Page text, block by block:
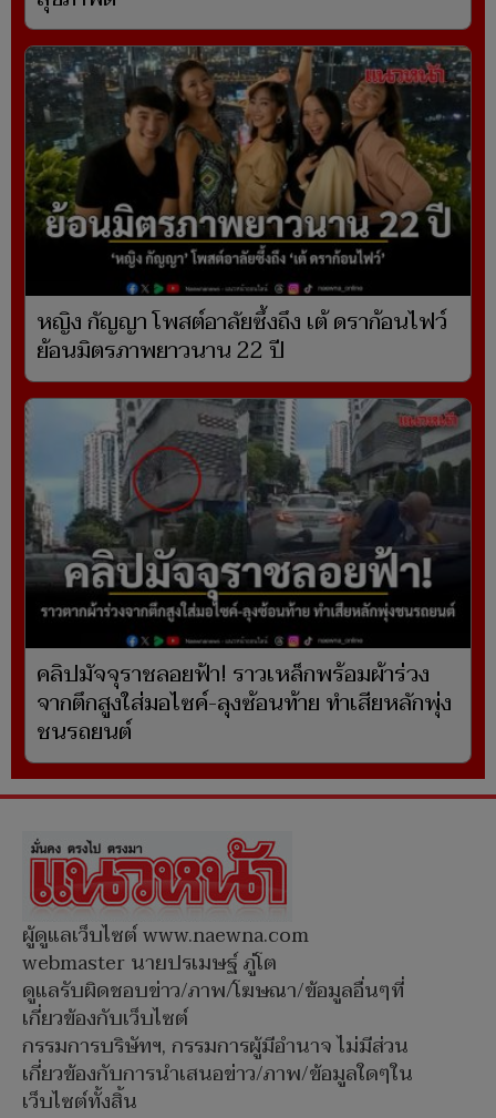
หญิง กัญญา โพสต์อาลัยซึ้งถึง เต้ ดราก้อนไฟว์
ย้อนมิตรภาพยาวนาน 22 ปี
คลิปมัจจุราชลอยฟ้า! ราวเหล็กพร้อมผ้าร่วง
จากตึกสูงใส่มอไซค์-ลุงซ้อนท้าย ทำเสียหลักพุ่ง
ชนรถยนต์
ผู้ดูแลเว็บไซต์ www.naewna.com
webmaster นายปรเมษฐ์ ภู่โต
ดูแลรับผิดชอบข่าว/ภาพ/โฆษณา/ข้อมูลอื่นๆที่
เกี่ยวข้องกับเว็บไซต์
กรรมการบริษัทฯ, กรรมการผู้มีอำนาจ ไม่มีส่วน
เกี่ยวข้องกับการนำเสนอข่าว/ภาพ/ข้อมูลใดๆใน
เว็บไซต์ทั้งสิ้น